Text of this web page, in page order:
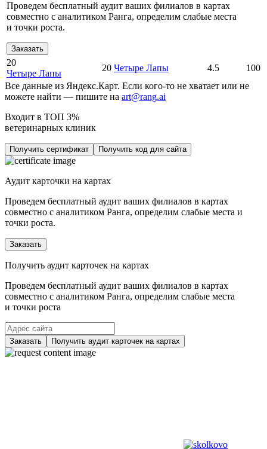
Проведем бесплатный аудит ваших филиалов в картах
совместно с аналитиком Ранга, определим слабые места
и точки роста.
Заказать
20
Четыре Лапы
20 Четыре Лапы 4.5
100
Все данные из Яндекс.Карт. Если кого-то не хватает или не
можете найти — пишите на art@rang.ai
Входит в ТОП 3%
ветеринарных клиник
Получить сертификат Получить код для сайта
Аудит карточки на картах
Проведем бесплатный аудит ваших филиалов в картах
совместно с аналитиком Ранга, определим слабые места и
точки роста.
Заказать
Получить аудит карточек на картах
Проведем бесплатный аудит ваших филиалов в картах
совместно с аналитиком Ранга, определим слабые места
и точки роста
Заказать Получить аудит карточек на картах